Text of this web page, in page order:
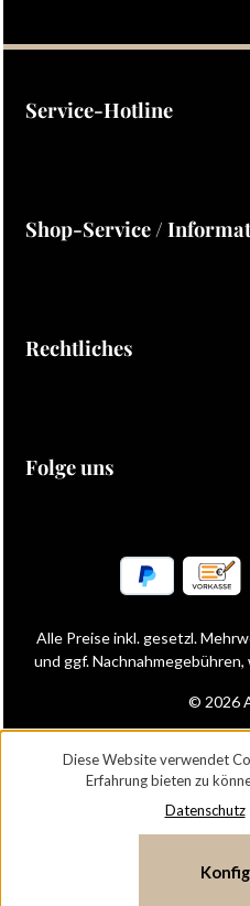
Ich habe die
Service-Hotline
Shop-Service /
Rechtliches
Folge uns
© 2026
Alle Preise inkl. gesetzl.
und ggf.
Diese Website verwendet
Erfahrung bieten zu
Datenschutz|